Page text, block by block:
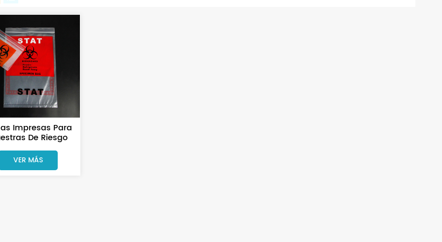
Impresas Para
De Riesgo
Biológico Para
Laboratorio
VER MÁS